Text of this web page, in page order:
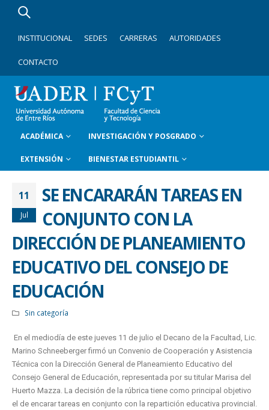
INSTITUCIONAL SEDES CARRERAS AUTORIDADES
CONTACTO
ACADÉMICA INVESTIGACIÓN Y POSGRADO
EXTENSIÓN BIENESTAR ESTUDIANTIL
11
Jul
SE ENCARARÁN TAREAS EN
CONJUNTO CON LA
DIRECCIÓN DE PLANEAMIENTO
EDUCATIVO DEL CONSEJO DE
EDUCACIÓN
Sin categoría
En el mediodía de este jueves 11 de julio el Decano de la Facultad, Lic.
Marino Schneeberger firmó un Convenio de Cooperación y Asistencia
Técnica con la Dirección General de Planeamiento Educativo del
Consejo General de Educación, representada por su titular Marisa del
Huerto Mazza. La decisión de la rúbrica tiene como principal objetivo
el de encarar tareas en conjunto con la repartición educativa provincial.